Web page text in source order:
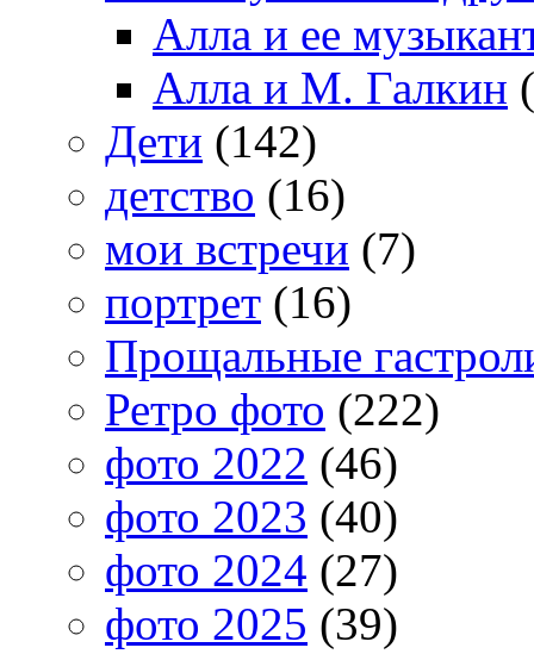
Алла и ее
Алла и М. Галкин
Дети (142)
детство (16)
мои встречи (7)
портрет (16)
Прощальные
Ретро фото (222)
фото 2022 (46)
фото 2023 (40)
фото 2024 (27)
фото 2025 (39)